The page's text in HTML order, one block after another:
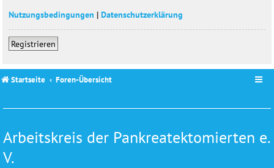
Nutzungsbedingungen | Datenschutzerklärung
Registrieren
Startseite Foren-Übersicht
Arbeitskreis der Pankreatektomierten e.
V.